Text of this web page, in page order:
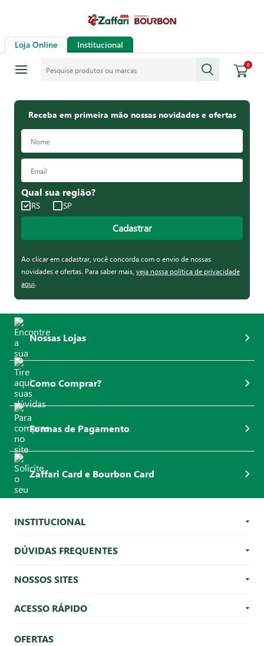
Loja Online Institucional
0
Receba em primeira mão nossas novidades e ofertas
Qual sua região?
RS SP
Cadastrar
Ao clicar em cadastrar, você concorda com o envio de nossas
novidades e ofertas. Para saber mais, veja nossa política de privacidade
aqui.
Nossas Lojas
Como Comprar?
Formas de Pagamento
Zaffari Card e Bourbon Card
INSTITUCIONAL
DÚVIDAS FREQUENTES
NOSSOS SITES
ACESSO RÁPIDO
OFERTAS